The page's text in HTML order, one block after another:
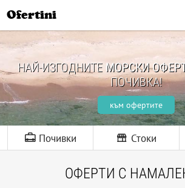
Ofertini
НАЙ-ИЗГОДНИТЕ МОРСКИ
ПОЧИВКА!
към офертите
Почивки Стоки
ОФЕРТИ С